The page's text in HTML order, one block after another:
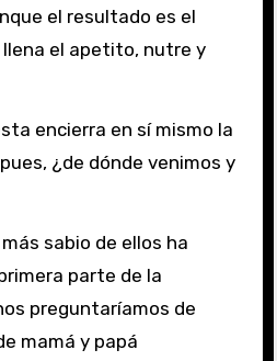
el resultado es el
el apetito, nutre y
encierra en sí mismo la
¿de dónde venimos y
sabio de ellos ha
parte de la
preguntaríamos de
mamá y papá